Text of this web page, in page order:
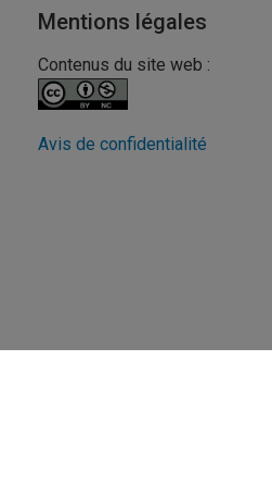
Mentions légales
Contenus du site web :
Avis de confidentialité